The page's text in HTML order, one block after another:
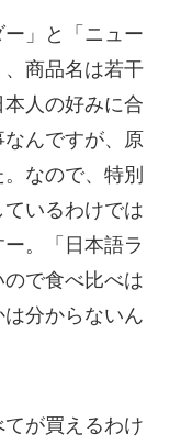
ー」と「ニュー
商品名は若干
人の好みに合
んですが、原
なので、特別
いるわけでは
。「日本語ラ
で食べ比べは
分からないん
が買えるわけ